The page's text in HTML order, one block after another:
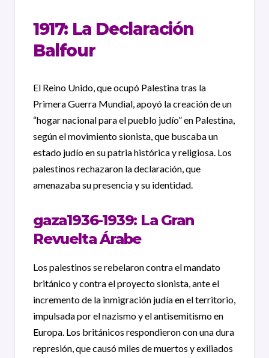
1917: La Declaración
Balfour
El Reino Unido, que ocupó Palestina tras la
Primera Guerra Mundial, apoyó la creación de un
“hogar nacional para el pueblo judío” en Palestina,
según el movimiento sionista, que buscaba un
estado judío en su patria histórica y religiosa. Los
palestinos rechazaron la declaración, que
amenazaba su presencia y su identidad.
gaza1936-1939: La Gran
Revuelta Árabe
Los palestinos se rebelaron contra el mandato
británico y contra el proyecto sionista, ante el
incremento de la inmigración judía en el territorio,
impulsada por el nazismo y el antisemitismo en
Europa. Los británicos respondieron con una dura
represión, que causó miles de muertos y exiliados